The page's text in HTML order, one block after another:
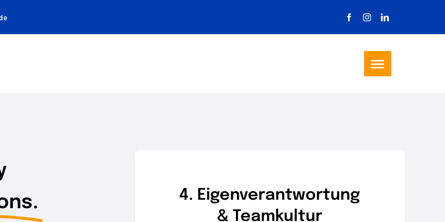
Toggle
4. Eigenverantwortung
& Teamkultur